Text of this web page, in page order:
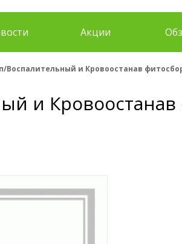
Акции
Воспалительный и Кровоостанав
и Кровоостанав